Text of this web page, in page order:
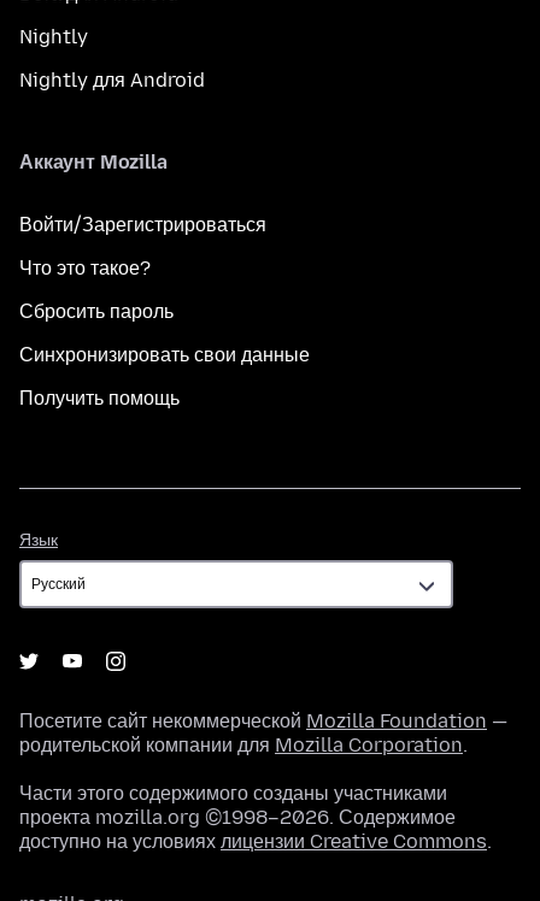
Nightly
Nightly для Android
Аккаунт Mozilla
Войти/Зарегистрироваться
Что это такое?
Сбросить пароль
Синхронизировать свои данные
Получить помощь
Язык
Посетите сайт некоммерческой Mozilla Foundation —
родительской компании для Mozilla Corporation.
Части этого содержимого созданы участниками
проекта mozilla.org ©1998–2026. Содержимое
доступно на условиях лицензии Creative Commons.